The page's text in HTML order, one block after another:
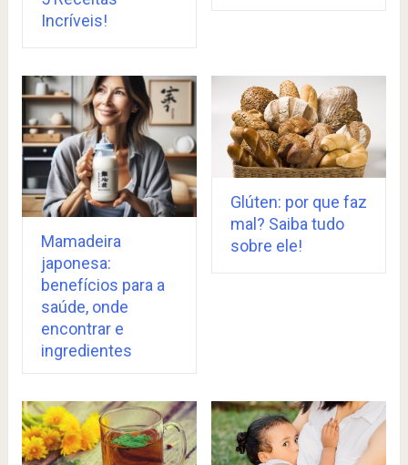
Incríveis!
Mamadeira
japonesa:
benefícios para a
saúde, onde
encontrar e
ingredientes
Glúten: por que faz
mal? Saiba tudo
sobre ele!